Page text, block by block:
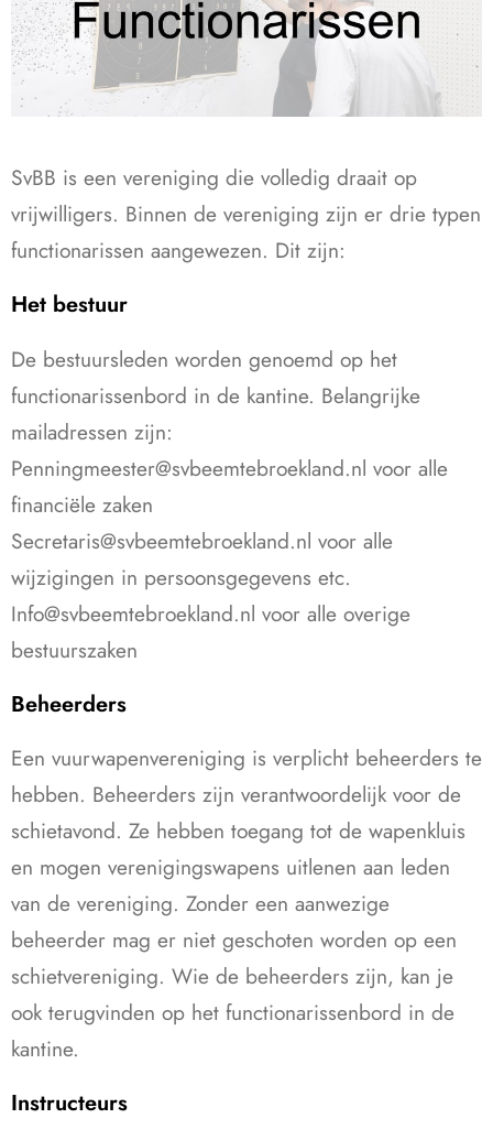
SvBB is een vereniging die volledig draait op
vrijwilligers. Binnen de vereniging zijn er drie typen
functionarissen aangewezen. Dit zijn:
Het bestuur
De bestuursleden worden genoemd op het
functionarissenbord in de kantine. Belangrijke
mailadressen zijn:
Penningmeester@svbeemtebroekland.nl voor alle
financiële zaken
Secretaris@svbeemtebroekland.nl voor alle
wijzigingen in persoonsgegevens etc.
Info@svbeemtebroekland.nl voor alle overige
bestuurszaken
Beheerders
Een vuurwapenvereniging is verplicht beheerders te
hebben. Beheerders zijn verantwoordelijk voor de
schietavond. Ze hebben toegang tot de wapenkluis
en mogen verenigingswapens uitlenen aan leden
van de vereniging. Zonder een aanwezige
beheerder mag er niet geschoten worden op een
schietvereniging. Wie de beheerders zijn, kan je
ook terugvinden op het functionarissenbord in de
kantine.
Instructeurs